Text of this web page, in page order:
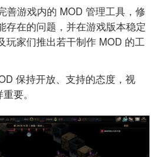
善游戏内的 MOD 管理工具，修
存在的问题，并在游戏版本稳定
玩家们推出若干制作 MOD 的工
保持开放、支持的态度，视
要。